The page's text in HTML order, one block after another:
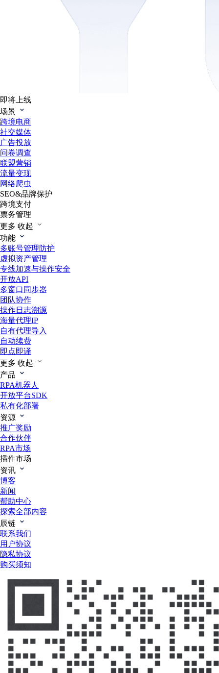
即将上线
场景
跨境电商
社交媒体
广告投放
问卷调查
联盟营销
流量变现
网络爬虫
SEO&品牌保护
跨境支付
票务管理
更多 收起
功能
多账号管理防护
虚拟资产管理
专线加速与操作安全
开放API
多窗口同步器
团队协作
操作日志溯源
海量代理IP
自有代理导入
自动续费
即点即译
更多 收起
产品
RPA机器人
开放平台SDK
私有化部署
资源
推广奖励
合作伙伴
RPA市场
插件市场
资讯
博客
新闻
帮助中心
探索全部内容
辰链
联系我们
用户协议
隐私协议
购买须知